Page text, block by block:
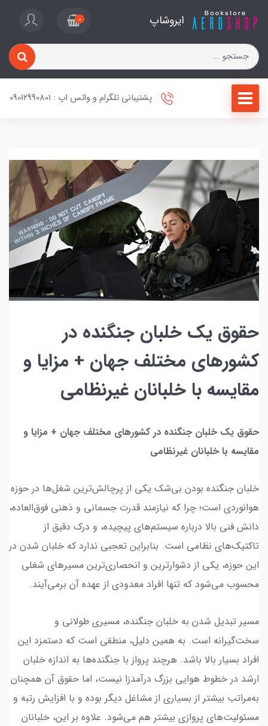
ایروشاپ 0
پشتیبانی تلگرام و واتس اپ : 09012990801
حقوق یک خلبان جنگنده در
کشورهای مختلف جهان + مزایا و
مقایسه با خلبانان غیرنظامی
حقوق یک خلبان جنگنده در کشورهای مختلف جهان + مزایا و
مقایسه با خلبانان غیرنظامی
خلبان جنگنده بودن بی‌شک یکی از پرچالش‌ترین شغل‌ها در حوزه
هوانوردی است؛ چرا که نیازمند قدرت جسمانی و ذهنی فوق‌العاده،
دانش فنی بالا درباره سیستم‌های پیچیده، و درک دقیق از
تاکتیک‌های نظامی است. بنابراین تعجبی ندارد که خلبان شدن در
این حوزه، یکی از دشوارترین و انحصاری‌ترین مسیرهای شغلی
محسوب می‌شود که تنها افراد معدودی از عهده آن برمی‌آیند.
مسیر تبدیل شدن به خلبان جنگنده، مسیری طولانی و
سخت‌گیرانه است. به همین دلیل، منطقی است که دستمزد این
افراد بسیار بالا باشد. هرچند پرواز با جنگنده‌ها به اندازه خلبان
ارشد در خطوط هوایی بزرگ درآمدزا نیست، اما حقوق آن همچنان
به‌مراتب بیشتر از بسیاری از مشاغل دیگر بوده و با افزایش رتبه و
مسئولیت‌های پروازی بیشتر هم می‌شود. علاوه بر این، خلبانان